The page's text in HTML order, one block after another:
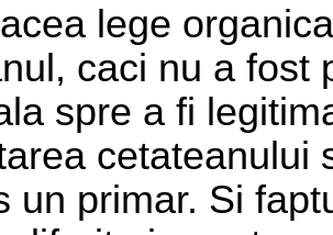
lege
caci nu a fost
spre a fi
cetateanului
un primar. Si